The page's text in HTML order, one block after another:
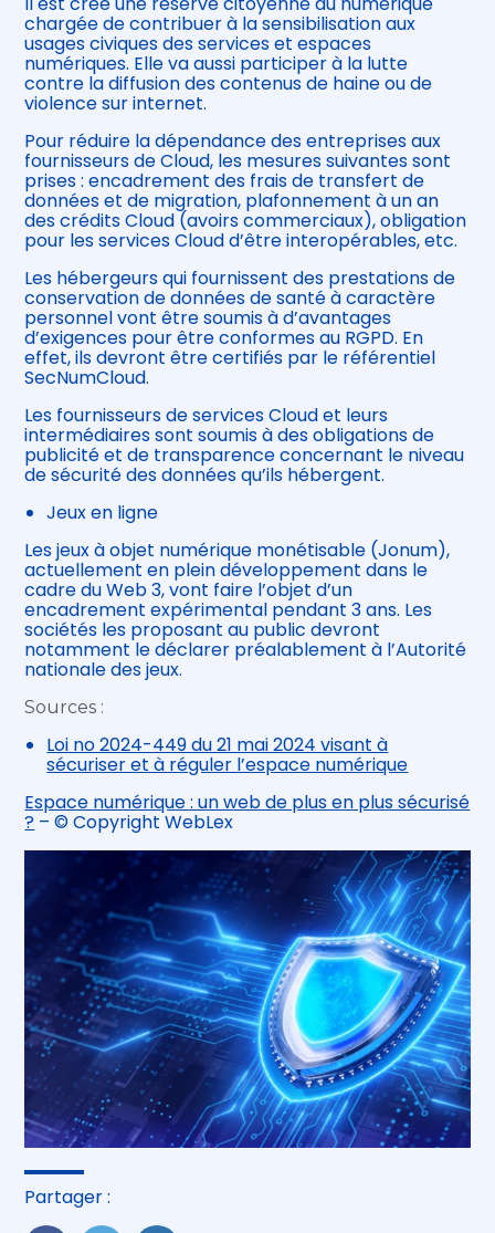
chargée de contribuer à la sensibilisation aux
usages civiques des services et espaces
numériques. Elle va aussi participer à la lutte
contre la diffusion des contenus de haine ou de
violence sur internet.
Pour réduire la dépendance des entreprises aux
fournisseurs de Cloud, les mesures suivantes sont
prises : encadrement des frais de transfert de
données et de migration, plafonnement à un an
des crédits Cloud (avoirs commerciaux), obligation
pour les services Cloud d’être interopérables, etc.
Les hébergeurs qui fournissent des prestations de
conservation de données de santé à caractère
personnel vont être soumis à d’avantages
d’exigences pour être conformes au RGPD. En
effet, ils devront être certifiés par le référentiel
SecNumCloud.
Les fournisseurs de services Cloud et leurs
intermédiaires sont soumis à des obligations de
publicité et de transparence concernant le niveau
de sécurité des données qu’ils hébergent.
Jeux en ligne
Les jeux à objet numérique monétisable (Jonum),
actuellement en plein développement dans le
cadre du Web 3, vont faire l’objet d’un
encadrement expérimental pendant 3 ans. Les
sociétés les proposant au public devront
notamment le déclarer préalablement à l’Autorité
nationale des jeux.
Sources :
Loi no 2024-449 du 21 mai 2024 visant à
sécuriser et à réguler l’espace numérique
Espace numérique : un web de plus en plus sécurisé
? – © Copyright WebLex
Partager :